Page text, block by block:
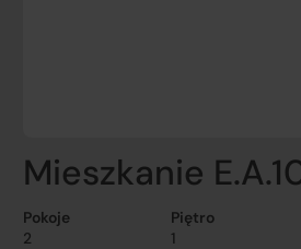
Mieszkanie
Pokoje
2
Piętro
1